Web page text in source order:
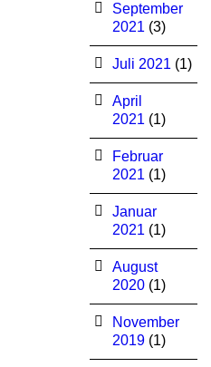
September
2021 (3)
Juli 2021 (1)
April
2021 (1)
Februar
2021 (1)
Januar
2021 (1)
August
2020(1)
November
2019(1)